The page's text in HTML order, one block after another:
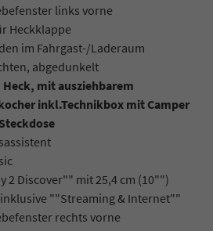
links vorne
Heckklappe
im Fahrgast-/Laderaum
abgedunkelt
mit ausziehbarem
inkl.Technikbox mit Camper
2 Discover"" mit 25,4 cm (10"")
""Streaming & Internet""
rechts vorne